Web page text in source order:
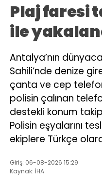
Plaj faresi
ile
Antalya’nın
Sahili’nde denize
çanta ve cep
polisin çalınan
destekli konum
Polisin eşyalarını
ekiplere Türkçe
Giriş: 06-08-2026 15:29
Kaynak: İHA